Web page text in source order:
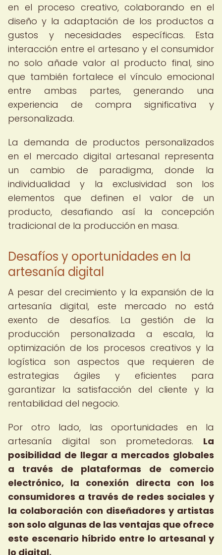
en el proceso creativo, colaborando en el
diseño y la adaptación de los productos a
gustos y necesidades específicas. Esta
interacción entre el artesano y el consumidor
no solo añade valor al producto final, sino
que también fortalece el vínculo emocional
entre ambas partes, generando una
experiencia de compra significativa y
personalizada.
La demanda de productos personalizados
en el mercado digital artesanal representa
un cambio de paradigma, donde la
individualidad y la exclusividad son los
elementos que definen el valor de un
producto, desafiando así la concepción
tradicional de la producción en masa.
Desafíos y oportunidades en la
artesanía digital
A pesar del crecimiento y la expansión de la
artesanía digital, este mercado no está
exento de desafíos. La gestión de la
producción personalizada a escala, la
optimización de los procesos creativos y la
logística son aspectos que requieren de
estrategias ágiles y eficientes para
garantizar la satisfacción del cliente y la
rentabilidad del negocio.
Por otro lado, las oportunidades en la
artesanía digital son prometedoras. La
posibilidad de llegar a mercados globales
a través de plataformas de comercio
electrónico, la conexión directa con los
consumidores a través de redes sociales y
la colaboración con diseñadores y artistas
son solo algunas de las ventajas que ofrece
este escenario híbrido entre lo artesanal y
lo digital.